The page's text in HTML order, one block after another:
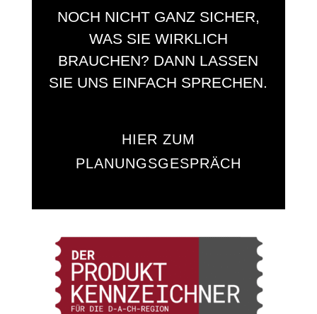
NOCH NICHT GANZ SICHER,
WAS SIE WIRKLICH
BRAUCHEN? DANN LASSEN
SIE UNS EINFACH SPRECHEN.
HIER ZUM
PLANUNGSGESPRÄCH